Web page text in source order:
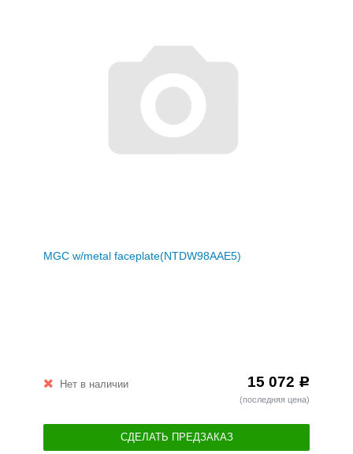
MGC w/metal faceplate(NTDW98AAE5)
Нет в наличии 15 072 Р
(последняя цена)
СДЕЛАТЬ ПРЕДЗАКАЗ